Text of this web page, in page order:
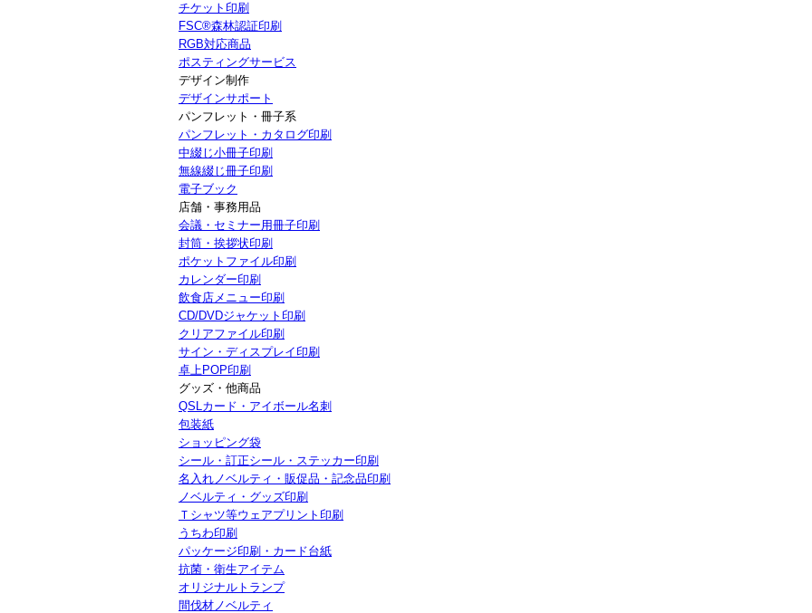
チケット印刷
FSC®森林認証印刷
RGB対応商品
ポスティングサービス
デザイン制作
デザインサポート
パンフレット・冊子系
パンフレット・カタログ印刷
中綴じ小冊子印刷
無線綴じ冊子印刷
電子ブック
店舗・事務用品
会議・セミナー用冊子印刷
封筒・挨拶状印刷
ポケットファイル印刷
カレンダー印刷
飲食店メニュー印刷
CD/DVDジャケット印刷
クリアファイル印刷
サイン・ディスプレイ印刷
卓上POP印刷
グッズ・他商品
QSLカード・アイボール名刺
包装紙
ショッピング袋
シール・訂正シール・ステッカー印刷
名入れノベルティ・販促品・記念品印刷
ノベルティ・グッズ印刷
Ｔシャツ等ウェアプリント印刷
うちわ印刷
パッケージ印刷・カード台紙
抗菌・衛生アイテム
オリジナルトランプ
間伐材ノベルティ